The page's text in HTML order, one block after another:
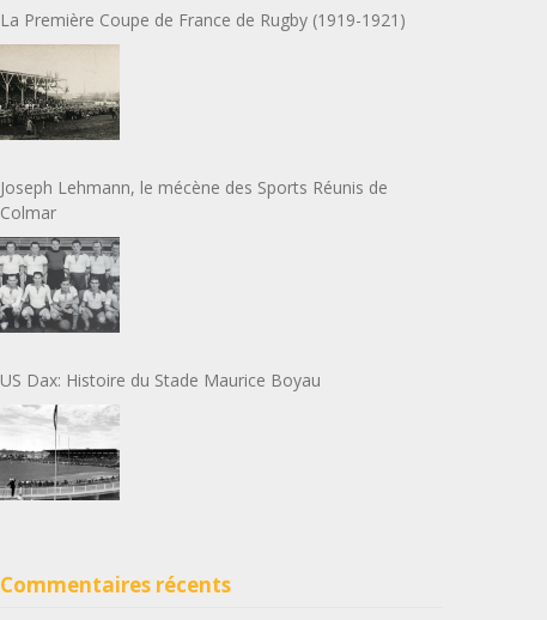
La Première Coupe de France de Rugby (1919-1921)
Joseph Lehmann, le mécène des Sports Réunis de
Colmar
US Dax: Histoire du Stade Maurice Boyau
Commentaires récents